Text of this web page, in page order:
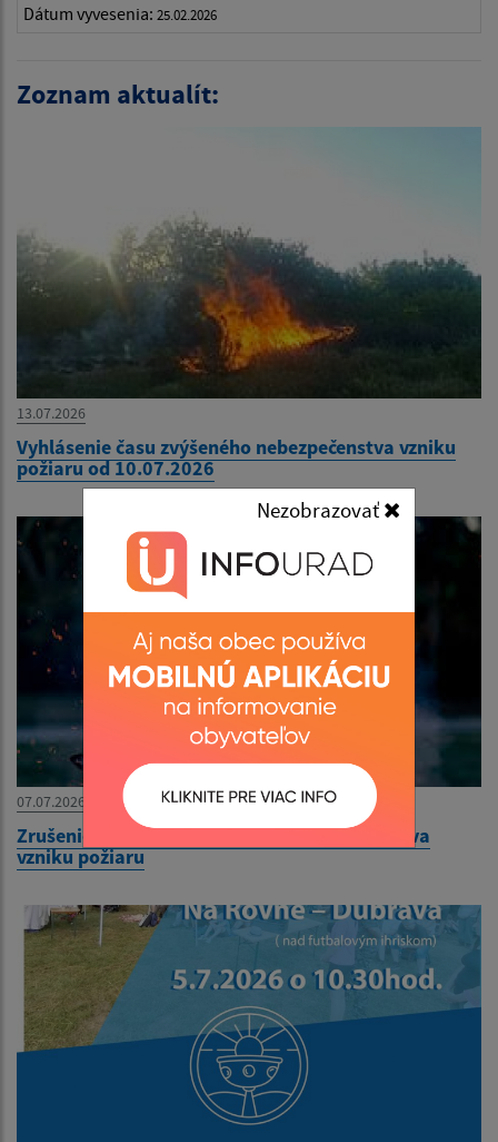
Nezobrazovať
Dátum vyvesenia: 25.02.2026
Zoznam aktualít:
13.07.2026
Vyhlásenie času zvýšeného nebezpečenstva vzniku
požiaru od 10.07.2026
07.07.2026
Zrušenie vyhlásenia zvýšeného nebezpečenstva
vzniku požiaru